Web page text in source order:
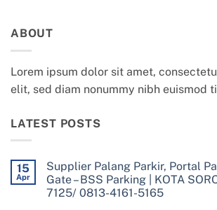
ABOUT
Lorem ipsum dolor sit amet,
elit, sed diam nonummy nibh euismod
LATEST POSTS
15
Apr
Supplier Palang Parkir, Portal
Gate – BSS Parking | KOTA
7125/ 0813-4161-5165